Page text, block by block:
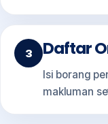
Daftar
Isi borang
makluman